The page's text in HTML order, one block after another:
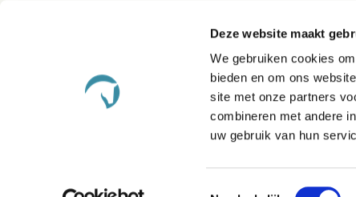
Deze website maakt
We gebruiken cookies
bieden en om ons
site met onze partners
combineren met andere
uw gebruik van hun
Toestemmingsselectie
Retour
Retour